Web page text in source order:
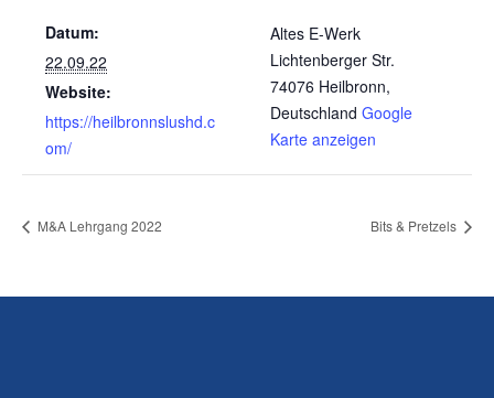
Datum:
22.09.22
Website:
https://heilbronnslushd.c
om/
Altes E-Werk
Lichtenberger Str.
74076 Heilbronn,
Deutschland Google
Karte anzeigen
M&A Lehrgang 2022 Bits & Pretzels